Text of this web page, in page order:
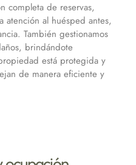
completa de reservas,
atención al huésped antes,
También gestionamos
brindándote
está protegida y
de manera eficiente y